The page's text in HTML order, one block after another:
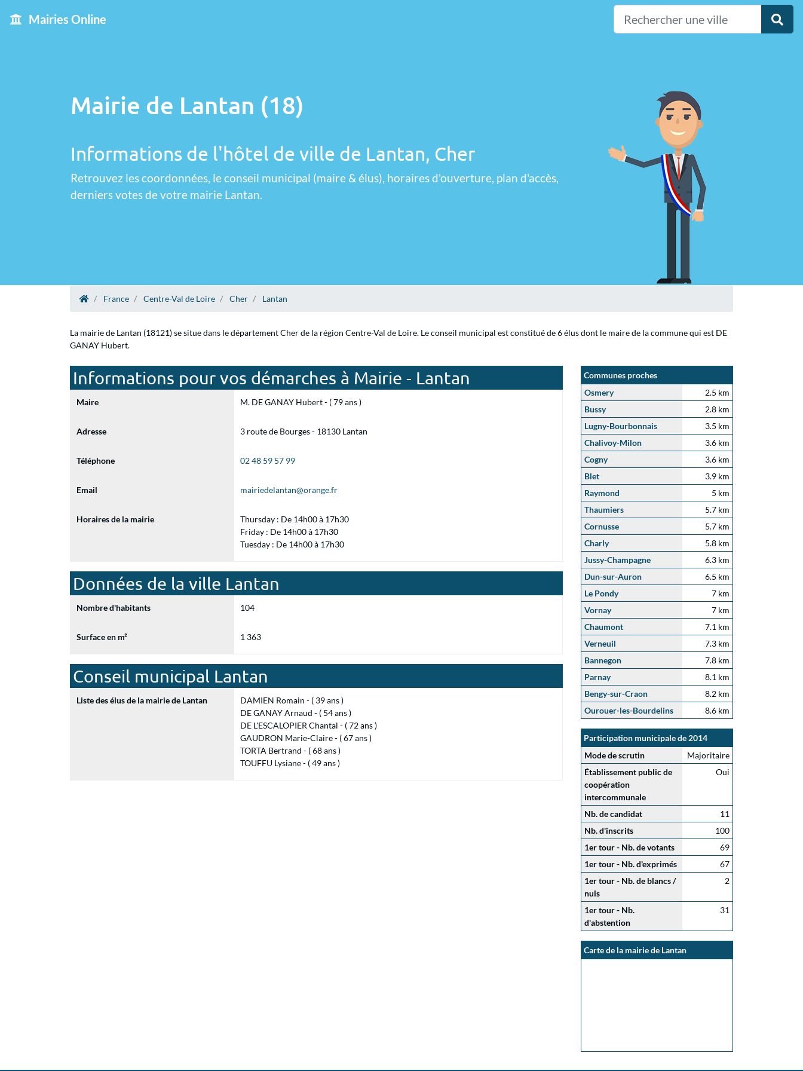
Mairies Online
Mairie de Lantan (18)
Informations de l'hôtel de ville de Lantan, Cher
Retrouvez les coordonnées, le conseil municipal (maire & élus), horaires d'ouverture, plan d'accès,
derniers votes de votre mairie Lantan.
France Centre-Val de Loire Cher Lantan
La mairie de Lantan (18121) se situe dans le département Cher de la région Centre-Val de Loire. Le conseil municipal est constitué de 6 élus dont le maire de la commune qui est DE
GANAY Hubert.
Informations pour vos démarches à Mairie - Lantan
Maire M. DE GANAY Hubert - ( 79 ans )
Adresse 3 route de Bourges - 18130 Lantan
Téléphone 02 48 59 57 99
Email mairiedelantan@orange.fr
Horaires de la mairie
Thursday : De 14h00 à 17h30
Friday : De 14h00 à 17h30
Tuesday : De 14h00 à 17h30
Données de la ville Lantan
Nombre d'habitants 104
Surface en m² 1 363
Conseil municipal Lantan
Liste des élus de la mairie de Lantan
DAMIEN Romain - ( 39 ans )
DE GANAY Arnaud - ( 54 ans )
DE L'ESCALOPIER Chantal - ( 72 ans )
GAUDRON Marie-Claire - ( 67 ans )
TORTA Bertrand - ( 68 ans )
TOUFFU Lysiane - ( 49 ans )
Communes proches
Osmery
2.5 km
Bussy
2.8 km
Lugny-Bourbonnais
3.5 km
Chalivoy-Milon
3.6 km
Cogny
3.6 km
Blet
3.9 km
Raymond
5 km
Thaumiers
5.7 km
Cornusse
5.7 km
Charly
5.8 km
Jussy-Champagne
6.3 km
Dun-sur-Auron
6.5 km
Le Pondy
7 km
Vornay
7 km
Chaumont
7.1 km
Verneuil
7.3 km
Bannegon
7.8 km
Parnay
8.1 km
Bengy-sur-Craon
8.2 km
Ourouer-les-Bourdelins
8.6 km
Participation municipale de 2014
Mode de scrutin
Majoritaire
Établissement public de
coopération
intercommunale
Oui
Nb. de candidat
11
Nb. d'inscrits
100
1er tour - Nb. de votants
69
1er tour - Nb. d'exprimés
67
1er tour - Nb. de blancs /
nuls
2
1er tour - Nb.
d'abstention
31
Carte de la mairie de Lantan